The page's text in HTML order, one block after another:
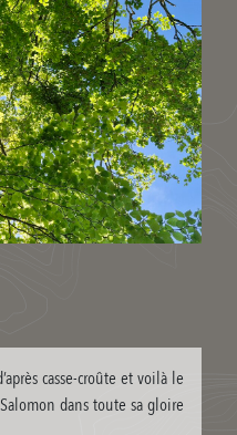
casse-croûte et voilà le
dans toute sa gloire